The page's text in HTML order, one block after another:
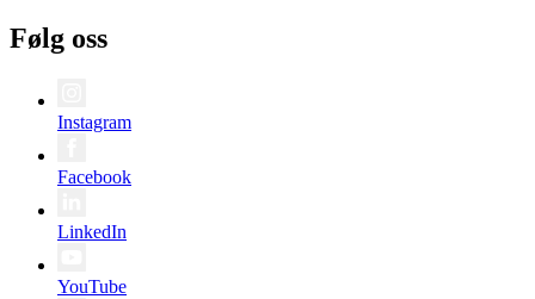
Følg oss
Instagram
Facebook
LinkedIn
YouTube